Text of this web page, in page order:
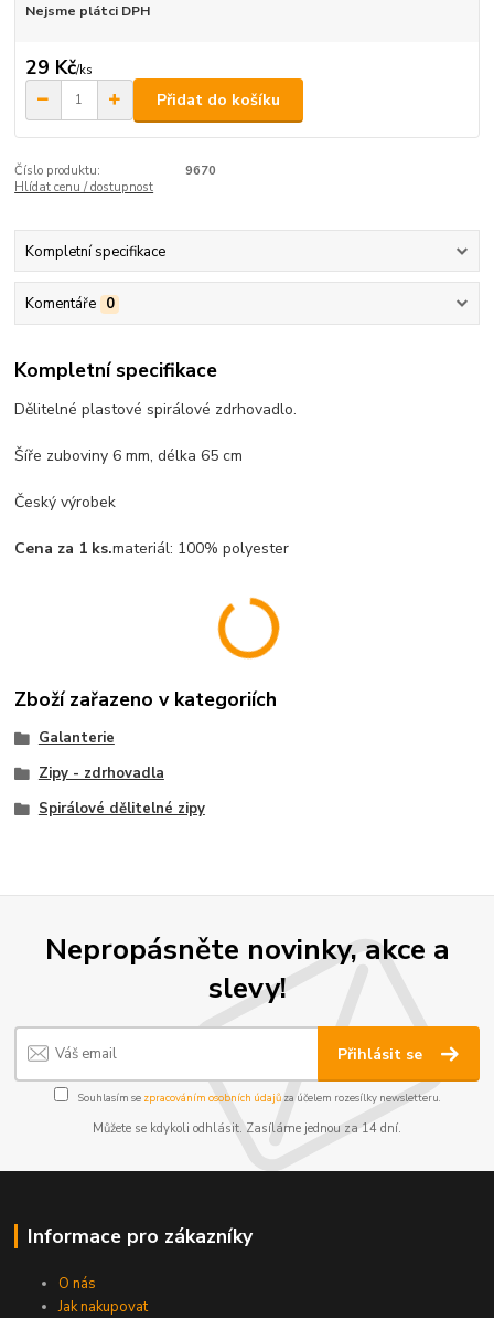
Nejsme plátci DPH
29 Kč/ks
Přidat do košíku
Číslo produktu:
9670
Hlídat cenu / dostupnost
Kompletní specifikace
Komentáře 0
Kompletní specifikace
Dělitelné plastové spirálové zdrhovadlo.
Šíře zuboviny 6 mm, délka 65 cm
Český výrobek
Cena za 1 ks.materiál: 100% polyester
Zboží zařazeno v kategoriích
Galanterie
Zipy - zdrhovadla
Spirálové dělitelné zipy
Nepropásněte novinky, akce a
slevy!
Přihlásit se
Souhlasím se zpracováním osobních údajůza účelem rozesílky newsletteru.
Můžete se kdykoli odhlásit. Zasíláme jednou za 14 dní.
Informace pro zákazníky
O nás
Jak nakupovat